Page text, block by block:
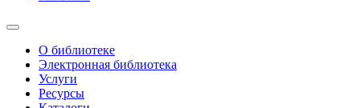
О библиотеке
Электронная библиотека
Услуги
Ресурсы